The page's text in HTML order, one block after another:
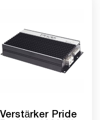
Verstärker Pride